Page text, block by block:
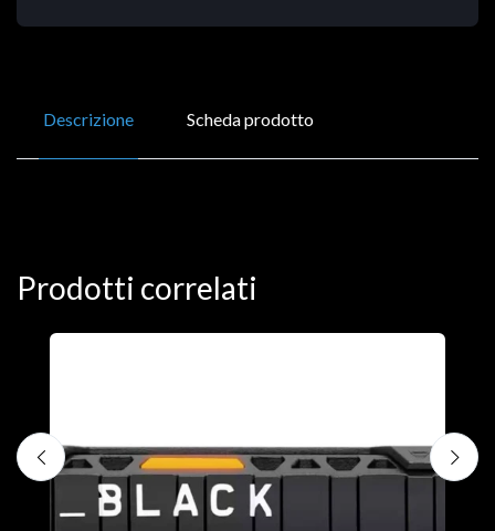
Descrizione Scheda prodotto
Prodotti correlati